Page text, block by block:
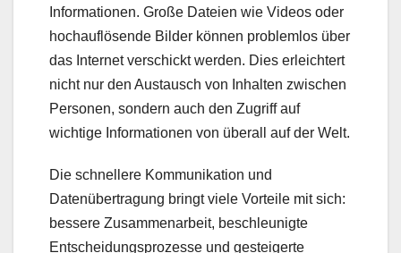
Informationen. Große Dateien wie Videos oder
hochauflösende Bilder können problemlos über
das Internet verschickt werden. Dies erleichtert
nicht nur den Austausch von Inhalten zwischen
Personen, sondern auch den Zugriff auf
wichtige Informationen von überall auf der Welt.
Die schnellere Kommunikation und
Datenübertragung bringt viele Vorteile mit sich:
bessere Zusammenarbeit, beschleunigte
Entscheidungsprozesse und gesteigerte